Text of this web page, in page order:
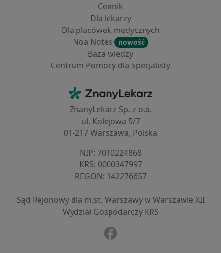
Cennik
Dla lekarzy
Dla placówek medycznych
Noa Notes
nowość
Baza wiedzy
Centrum Pomocy dla Specjalisty
ZnanyLekarz - Strona główna
ZnanyLekarz Sp. z o.o.
ul. Kolejowa 5/7
01-217 Warszawa, Polska
NIP: ⁠7010224868
KRS: ⁠0000347997
REGON: ⁠142276657
Sąd Rejonowy dla m.st. Warszawy w Warszawie XII
Wydział Gospodarczy KRS